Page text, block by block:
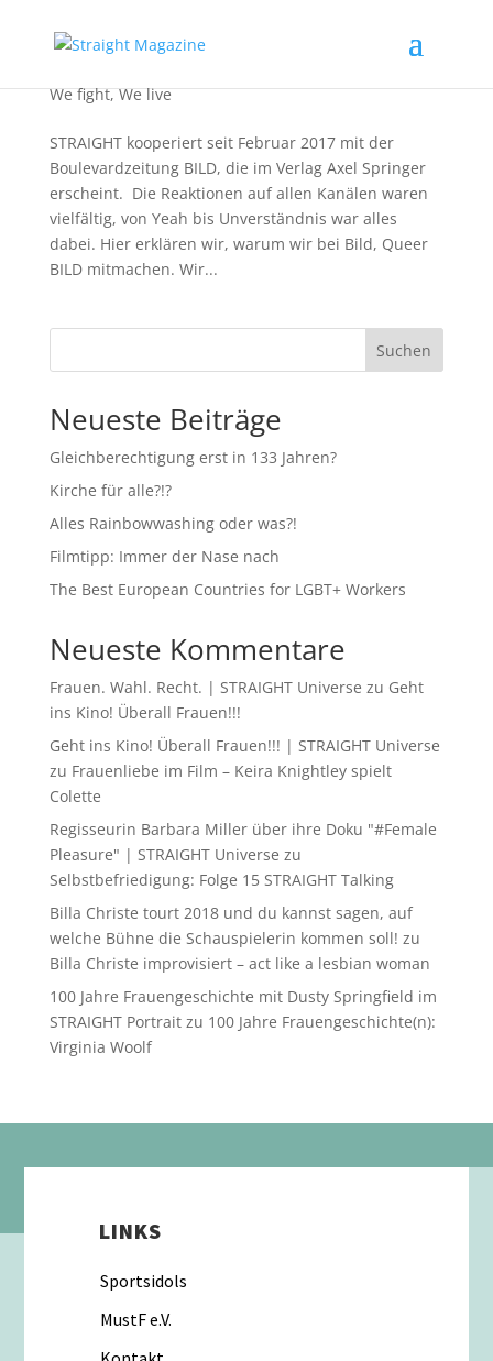
We fight,We live
STRAIGHT kooperiert seit Februar 2017 mit der
Boulevardzeitung BILD, die im Verlag Axel Springer
erscheint. Die Reaktionen auf allen Kanälen waren
vielfältig, von Yeah bis Unverständnis war alles
dabei. Hier erklären wir, warum wir bei Bild, Queer
BILD mitmachen. Wir...
Suchen
Neueste Beiträge
Gleichberechtigung erst in 133 Jahren?
Kirche für alle?!?
Alles Rainbowwashing oder was?!
Filmtipp: Immer der Nase nach
The Best European Countries for LGBT+ Workers
Neueste Kommentare
Frauen. Wahl. Recht. | STRAIGHT Universe zu Geht
ins Kino! Überall Frauen!!!
Geht ins Kino! Überall Frauen!!! | STRAIGHT Universe
zu Frauenliebe im Film – Keira Knightley spielt
Colette
Regisseurin Barbara Miller über ihre Doku "#Female
Pleasure" | STRAIGHT Universe zu
Selbstbefriedigung: Folge 15 STRAIGHT Talking
Billa Christe tourt 2018 und du kannst sagen, auf
welche Bühne die Schauspielerin kommen soll! zu
Billa Christe improvisiert – act like a lesbian woman
100 Jahre Frauengeschichte mit Dusty Springfield im
STRAIGHT Portraitzu 100 Jahre Frauengeschichte(n):
Virginia Woolf
LINKS
Sportsidols
MustF e.V.